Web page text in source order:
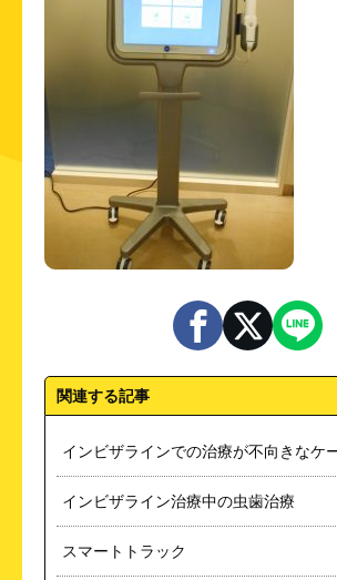
関連する記事
インビザラインでの治療が不向きなケ
インビザライン治療中の虫歯治療
スマートトラック